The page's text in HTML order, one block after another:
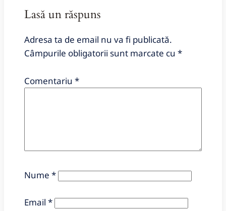
Lasă un răspuns
Adresa ta de email nu va fi publicată.
Câmpurile obligatorii sunt marcate cu *
Comentariu *
Nume *
Email *